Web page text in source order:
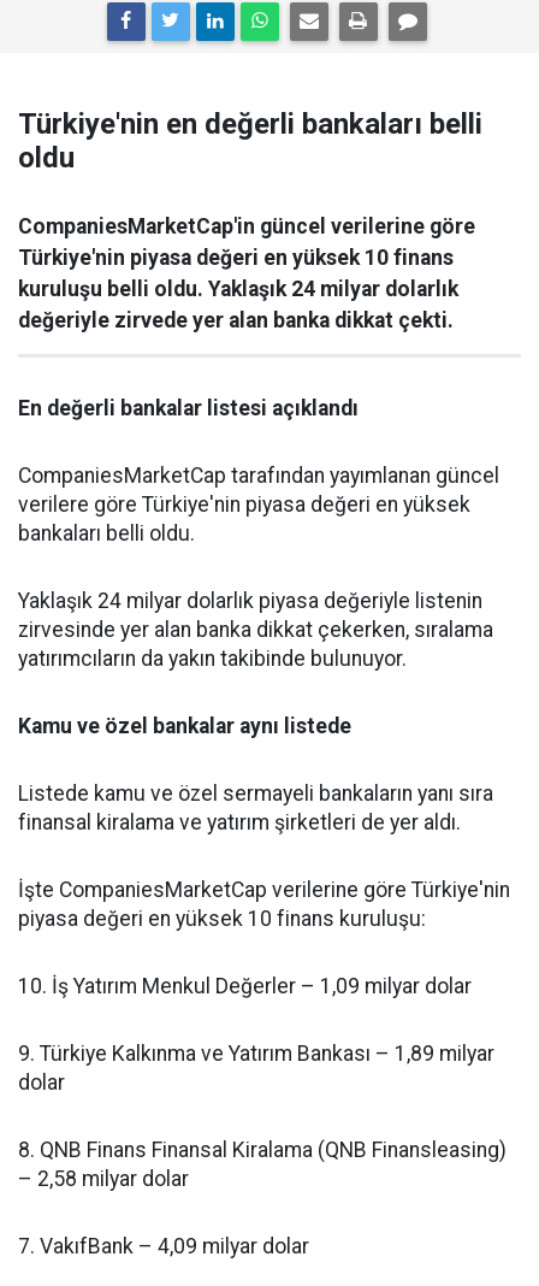
Türkiye'nin en değerli bankaları belli
oldu
CompaniesMarketCap'in güncel verilerine göre
Türkiye'nin piyasa değeri en yüksek 10 finans
kuruluşu belli oldu. Yaklaşık 24 milyar dolarlık
değeriyle zirvede yer alan banka dikkat çekti.
En değerli bankalar listesi açıklandı
CompaniesMarketCap tarafından yayımlanan güncel
verilere göre Türkiye'nin piyasa değeri en yüksek
bankaları belli oldu.
Yaklaşık 24 milyar dolarlık piyasa değeriyle listenin
zirvesinde yer alan banka dikkat çekerken, sıralama
yatırımcıların da yakın takibinde bulunuyor.
Kamu ve özel bankalar aynı listede
Listede kamu ve özel sermayeli bankaların yanı sıra
finansal kiralama ve yatırım şirketleri de yer aldı.
İşte CompaniesMarketCap verilerine göre Türkiye'nin
piyasa değeri en yüksek 10 finans kuruluşu:
10. İş Yatırım Menkul Değerler – 1,09 milyar dolar
9. Türkiye Kalkınma ve Yatırım Bankası – 1,89 milyar
dolar
8. QNB Finans Finansal Kiralama (QNB Finansleasing)
– 2,58 milyar dolar
7. VakıfBank – 4,09 milyar dolar